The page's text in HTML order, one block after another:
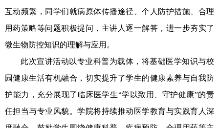
互动频繁，同学们就病原体传播途径、个人防护措施、合理
用药策略等问题积极提问，主讲人逐一解答，进一步夯实了
微生物防控知识的理解与应用。
此次宣讲活动以专业科普为载体，将基础医学知识与校
园健康生活有机融合，切实提升了学生的健康素养与自我防
护能力，充分展现了临床医学生“学以致用、守护健康”的责
任担当与专业风貌。学院将持续推动医学教育与实践育人深